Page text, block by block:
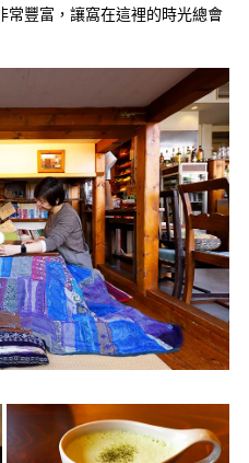
常豐富，讓窩在這裡的時光總會